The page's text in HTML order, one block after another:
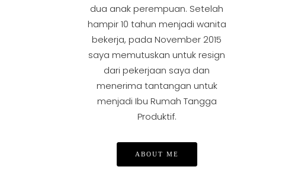
dua anak perempuan. Setelah
hampir 10 tahun menjadi wanita
bekerja, pada November 2015
saya memutuskan untuk resign
dari pekerjaan saya dan
menerima tantangan untuk
menjadi Ibu Rumah Tangga
Produktif.
ABOUT ME